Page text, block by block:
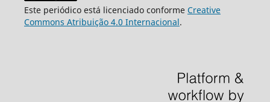
Este periódico está licenciado conforme Creative
Commons Atribuição 4.0 Internacional.